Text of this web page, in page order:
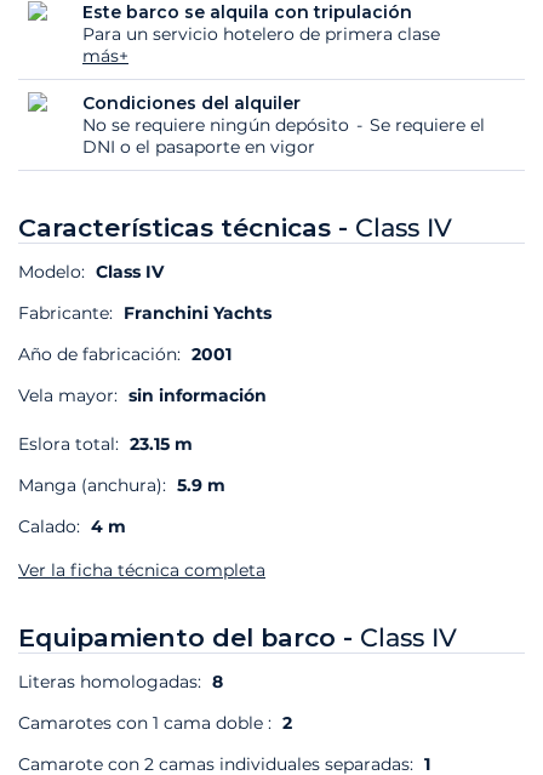
Este barco se alquila con tripulación
Para un servicio hotelero de primera clase
más+
Condiciones del alquiler
No se requiere ningún depósito
Se requiere el
DNI o el pasaporte en vigor
Características técnicas - Class IV
Modelo: Class IV
Fabricante: Franchini Yachts
Año de fabricación: 2001
Vela mayor: sin información
Eslora total: 23.15 m
Manga (anchura): 5.9 m
Calado: 4 m
Ver la ficha técnica completa
Equipamiento del barco - Class IV
Literas homologadas: 8
Camarotes con 1 cama doble : 2
Camarote con 2 camas individuales separadas: 1